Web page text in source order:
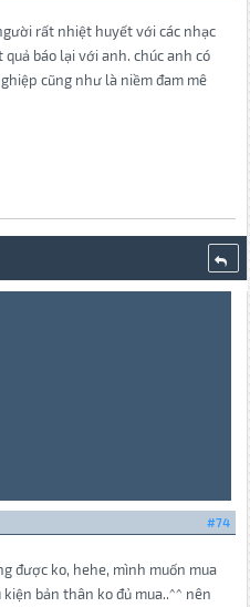
rất nhiệt huyết với các nhạc
báo lại với anh. chúc anh có
cũng như là niềm đam mê
#74
được ko, hehe, mình muốn mua
bản thân ko đủ mua..^^ nên